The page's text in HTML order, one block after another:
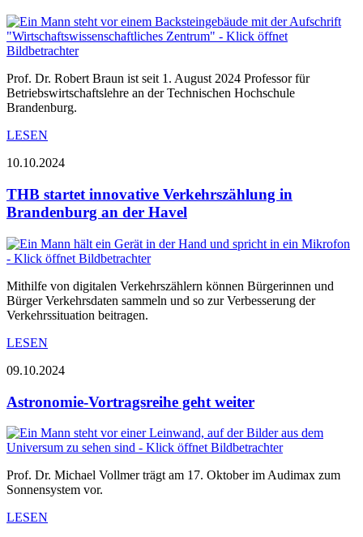
Prof. Dr. Robert Braun ist seit 1. August 2024 Professor für
Betriebswirtschaftslehre an der Technischen Hochschule
Brandenburg.
LESEN
10.10.2024
THB startet innovative Verkehrszählung in
Brandenburg an der Havel
Mithilfe von digitalen Verkehrszählern können Bürgerinnen und
Bürger Verkehrsdaten sammeln und so zur Verbesserung der
Verkehrssituation beitragen.
LESEN
09.10.2024
Astronomie-Vortragsreihe geht weiter
Prof. Dr. Michael Vollmer trägt am 17. Oktober im Audimax zum
Sonnensystem vor.
LESEN